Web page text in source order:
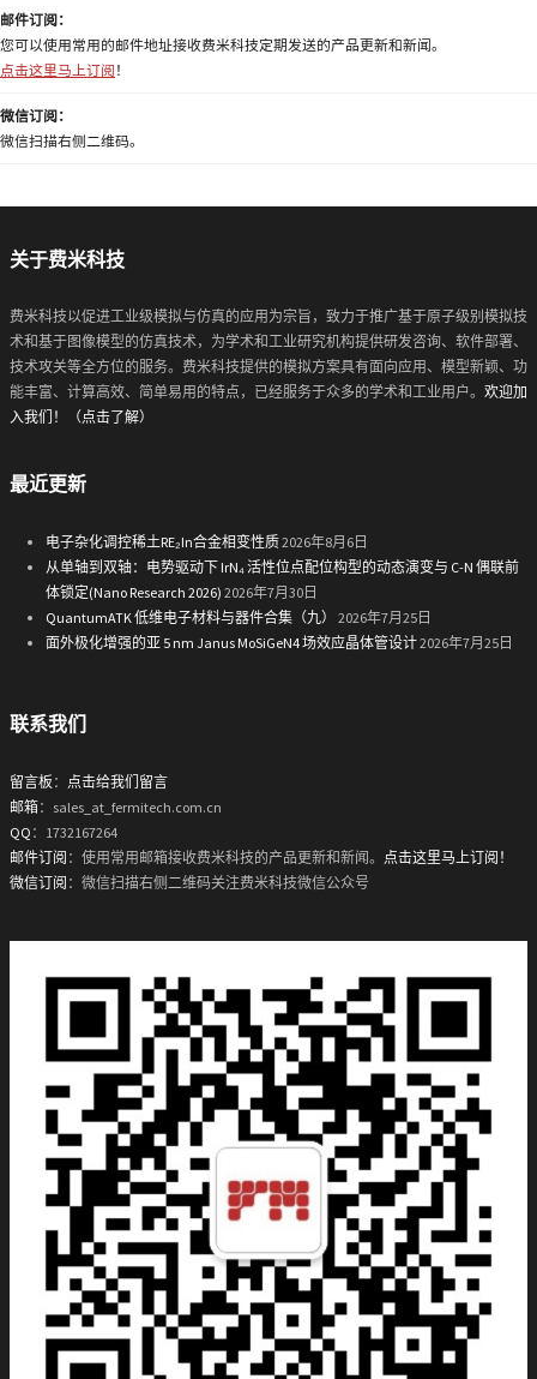
邮件订阅：
您可以使用常用的邮件地址接收费米科技定期发送的产品更新和新闻。
点击这里马上订阅 ！
微信订阅：
微信扫描右侧二维码。
关于费米科技
费米科技以促进工业级模拟与仿真的应用为宗旨，致力于推广基于原子级别模拟技
术和基于图像模型的仿真技术，为学术和工业研究机构提供研发咨询、软件部署、
技术攻关等全方位的服务。费米科技提供的模拟方案具有面向应用、模型新颖、功
能丰富、计算高效、简单易用的特点，已经服务于众多的学术和工业用户。 欢迎加
入我们！（点击了解）
最近更新
电子杂化调控稀土RE₂In合金相变性质2026年8月6日
从单轴到双轴：电势驱动下 IrN₄ 活性位点配位构型的动态演变与 C-N 偶联前
体锁定(Nano Research 2026) 2026年7月30日
QuantumATK 低维电子材料与器件合集（九）
2026年7月25日
面外极化增强的亚 5 nm Janus MoSiGeN4 场效应晶体管设计2026年7月25日
联系我们
留言板 ： 点击给我们留言
邮箱：sales_at_fermitech.com.cn
QQ ：1732167264
邮件订阅 ：使用常用邮箱接收费米科技的产品更新和新闻。 点击这里马上订阅！
微信订阅 ：微信扫描右侧二维码关注费米科技微信公众号